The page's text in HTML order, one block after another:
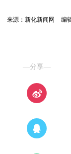
来源：新化新闻网 编
—分享—